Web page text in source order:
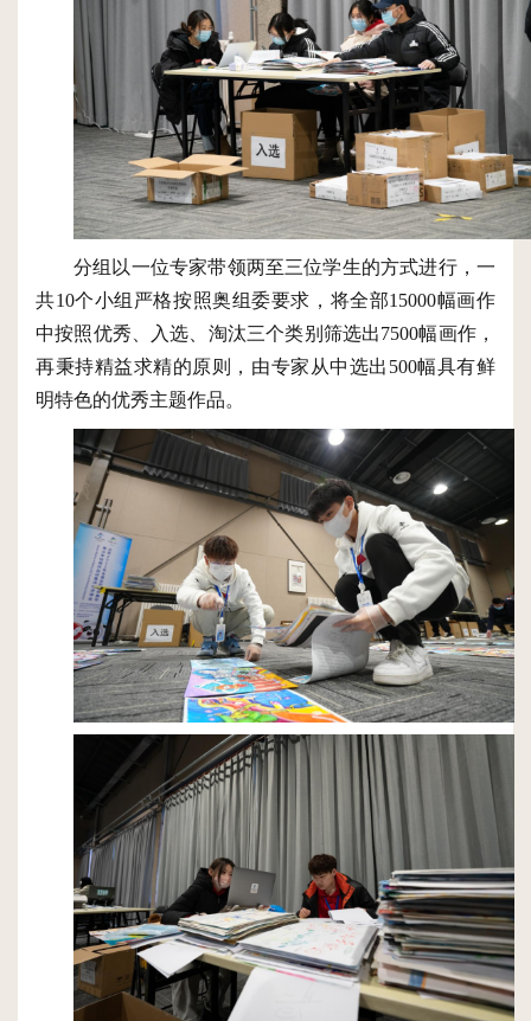
分组以一位专家带领两至三位学生的方式进行， 一
共10个小组 严格按照奥组委要求，将全部15000幅画作
中按照优秀 入选 淘汰三个类别 筛选出7500幅画作，
再秉持精益求精的原则，由专家从中选出500幅具有鲜
明特色的优秀主题作品。